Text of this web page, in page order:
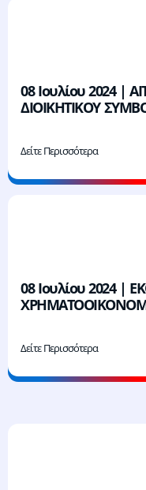
08 Ιουλίου 2024 |
ΔΙΟΙΚΗΤΙΚΟΥ
Δείτε Περισσότερα
08 Ιουλίου 2024 |
Δείτε Περισσότερα